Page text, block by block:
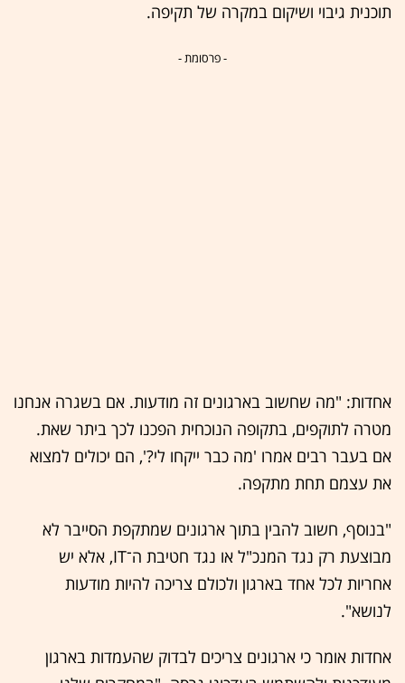
תוכנית גיבוי ושיקום במקרה של תקיפה.
- פרסומת -
אחדות: "מה שחשוב בארגונים זה מודעות. אם בשגרה אנחנו
מטרה לתוקפים, בתקופה הנוכחית הפכנו לכך ביתר שאת.
אם בעבר רבים אמרו 'מה כבר ייקחו לי?', הם יכולים למצוא
את עצמם תחת מתקפה.
"בנוסף, חשוב להבין בתוך ארגונים שמתקפת הסייבר לא
מבוצעת רק נגד המנכ"ל או נגד חטיבת ה־IT, אלא יש
אחריות לכל אחד בארגון ולכולם צריכה להיות מודעות
לנושא".
אחדות אומר כי ארגונים צריכים לבדוק שהעמדות בארגון